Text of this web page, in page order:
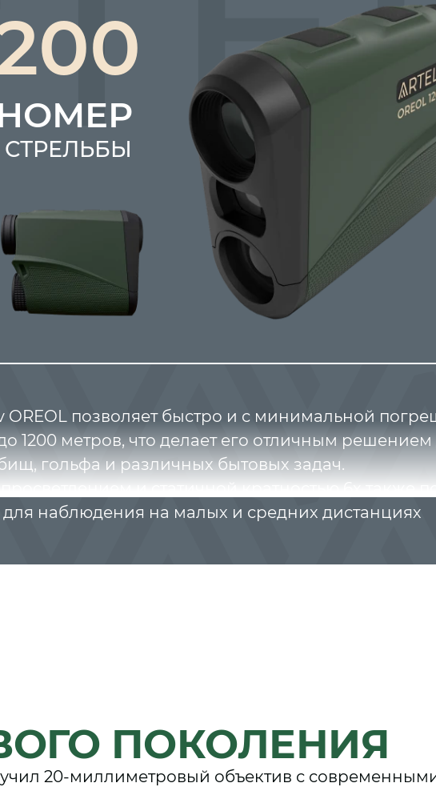
позволяет быстро и с минимальной
1200 метров, что делает его отличным решением
гольфа и различных бытовых задач.
наблюдения на малых и средних дистанциях
ПОКОЛЕНИЯ
20-миллиметровый объектив с